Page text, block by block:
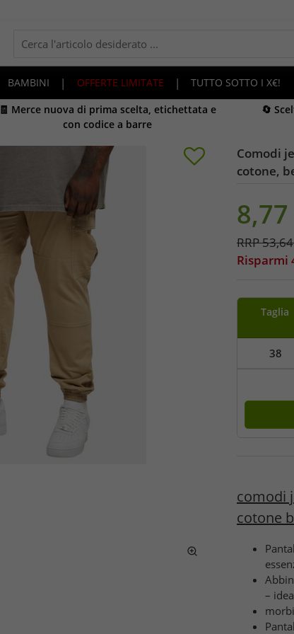
BAMBINI | OFFERTE LIMITATE | TUTTO SOTTO I X€!
🧾 Merce nuova di prima scelta, etichettata e
con codice a barre
🔄
Comodi
cotone,
8,77
RRP
Risparmi
Taglia
38
comodi
cotone
–